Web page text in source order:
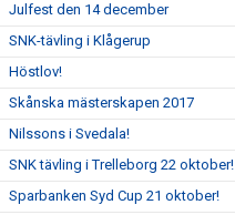
Julfest den 14 december
SNK-tävling i Klågerup
Höstlov!
Skånska mästerskapen 2017
Nilssons i Svedala!
SNK tävling i Trelleborg 22 oktober!
Sparbanken Syd Cup 21 oktober!